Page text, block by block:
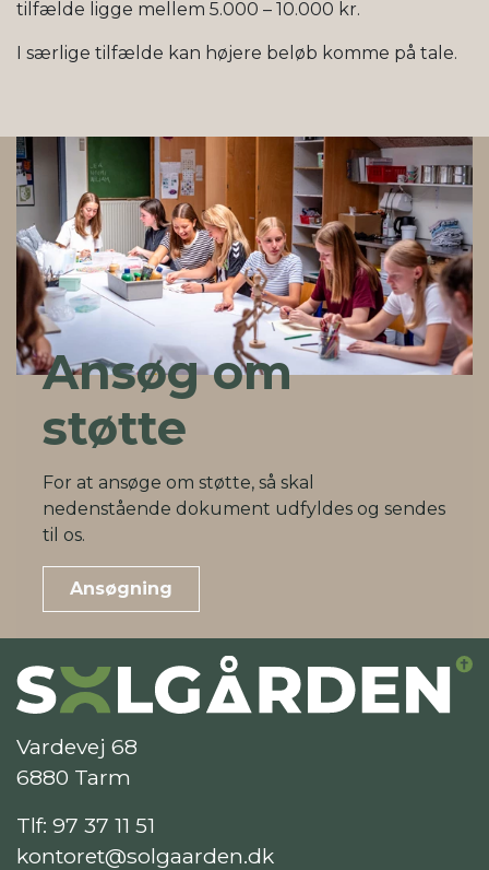
tilfælde ligge mellem 5.000 – 10.000 kr.
I særlige tilfælde kan højere beløb komme på tale.
Ansøg om
støtte
For at ansøge om støtte, så skal
nedenstående dokument udfyldes og sendes
til os.
Ansøgning
Vardevej 68
6880 Tarm
Tlf: 97 37 11 51
kontoret@solgaarden.dk